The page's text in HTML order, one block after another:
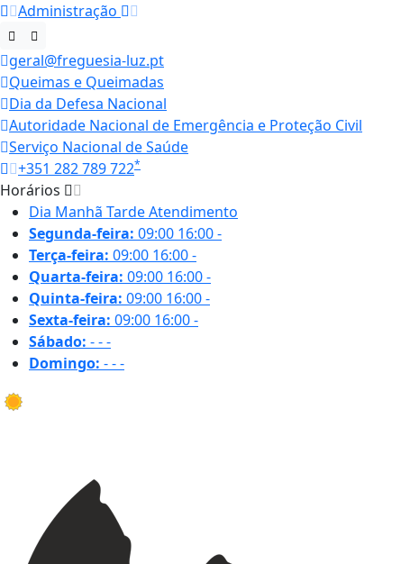
Administração
geral@freguesia-luz.pt
Queimas e Queimadas
Dia da Defesa Nacional
Autoridade Nacional de Emergência e Proteção Civil
Serviço Nacional de Saúde
+351 282 789 722*
Horários
Dia Manhã TardeAtendimento
Segunda-feira: 09:00 16:00-
Terça-feira: 09:00 16:00-
Quarta-feira: 09:00 16:00-
Quinta-feira: 09:00 16:00-
Sexta-feira: 09:00 16:00-
Sábado: ---
Domingo: ---